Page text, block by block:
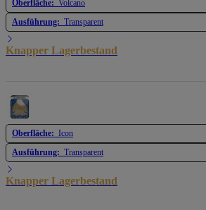
Oberfläche: Volcano
Ausführung: Transparent
Knapper Lagerbestand
Oberfläche: Icon
Ausführung: Transparent
Knapper Lagerbestand